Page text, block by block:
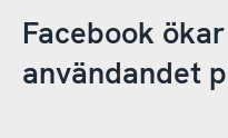
Facebook
användandet